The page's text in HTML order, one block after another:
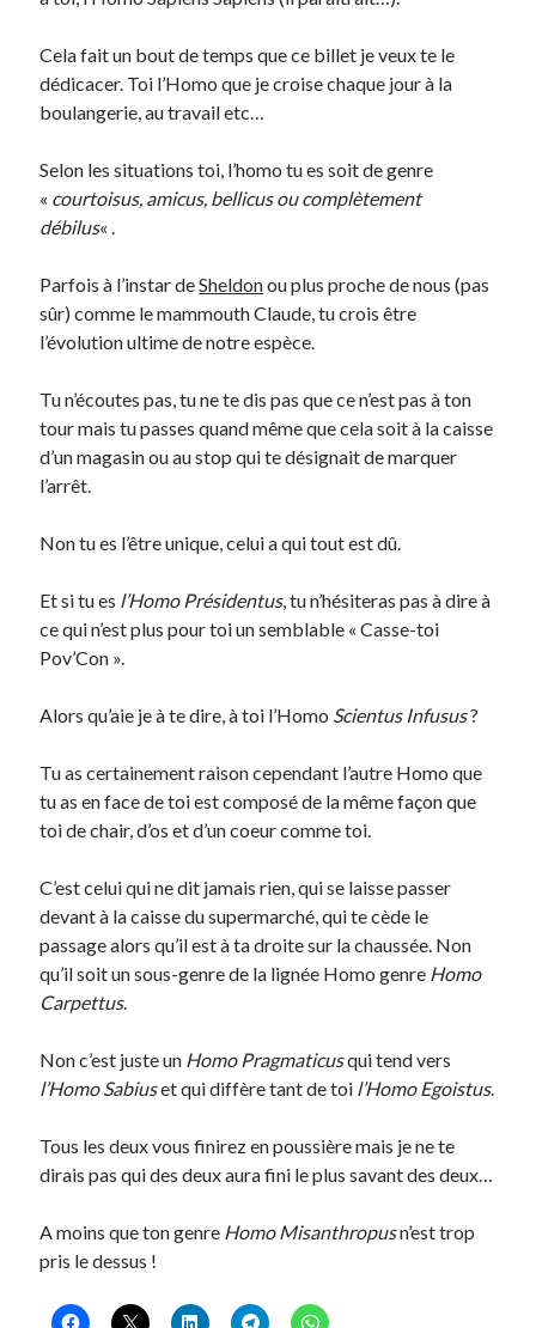
On parle de quoi ?
Engagé
Humeur
Lectures
Lyon à Livre Ouvert
Non classé
Parole de Follower
Sorties cuculturelles
Cela fait un bout de temps que ce billet je veux te le
dédicacer. Toi l’Homo que je croise chaque jour à la
boulangerie, au travail etc…
Selon les situations toi, l’homo tu es soit de genre
« courtoisus, amicus, bellicus ou complètement
débilus« .
Parfois à l’instar deSheldonou plus proche de nous (pas
sûr) comme le mammouth Claude, tu crois être
l’évolution ultime de notre espèce.
Tu n’écoutes pas, tu ne te dis pas que ce n’est pas à ton
tour mais tu passes quand même que cela soit à la caisse
d’un magasin ou au stop qui te désignait de marquer
l’arrêt.
Non tu es l’être unique, celui a qui tout est dû.
Et si tu es l’Homo Présidentus, tu n’hésiteras pas à dire à
ce qui n’est plus pour toi un semblable « Casse-toi
Pov’Con ».
Alors qu’aie je à te dire, à toi l’Homo Scientus Infusus?
Tu as certainement raison cependant l’autre Homo que
tu as en face de toi est composé de la même façon que
toi de chair, d’os et d’un coeur comme toi.
C’est celui qui ne dit jamais rien, qui se laisse passer
devant à la caisse du supermarché, qui te cède le
passage alors qu’il est à ta droite sur la chaussée. Non
qu’il soit un sous-genre de la lignée Homo genre Homo
Carpettus.
Non c’est juste un Homo Pragmaticusqui tend vers
l’Homo Sabiuset qui diffère tant de toi l’Homo Egoistus.
Tous les deux vous finirez en poussière mais je ne te
dirais pas qui des deux aura fini le plus savant des deux…
A moins que ton genre Homo Misanthropusn’est trop
pris le dessus !